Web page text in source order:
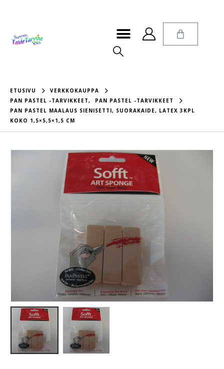
ETUSIVU
VERKKOKAUPPA
PAN PASTEL -TARVIKKEET,
PAN PASTEL -TARVIKKEET
PAN PASTEL MAALAUS SIENISETTI, SUORAKAIDE, LATEX 3KPL
KOKO 1,5×5,5×1,5 CM